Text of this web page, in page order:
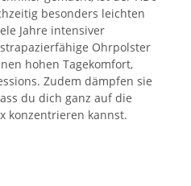
besonders leichten
Jahre intensiver
Ohrpolster
hohen Tagekomfort,
Zudem dämpfen sie
du dich ganz auf die
konzentrieren kannst.